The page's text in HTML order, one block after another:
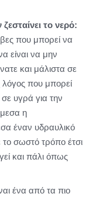
το νερό:
που μπορεί να
είναι να μην
και μάλιστα σε
λόγος που μπορεί
σε υγρά για την
η
έναν υδραυλικό
το σωστό τρόπο έτσι
και πάλι όπως
ένα από τα πιο